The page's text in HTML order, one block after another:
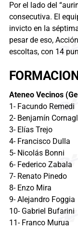
Por el lado del
consecutiva. El
invicto en la
pesar de eso,
escoltas, con 14
Ateneo Vecinos
1- Facundo Remedi
2- Benjamín
3- Elías Trejo
4- Francisco Dulla
5- Nicolás Bonni
6- Federico Zabala
7- Renato Pinedo
8- Enzo Mira
9- Alejandro Foggia
10- Gabriel Bufarini
11- Franco Murua